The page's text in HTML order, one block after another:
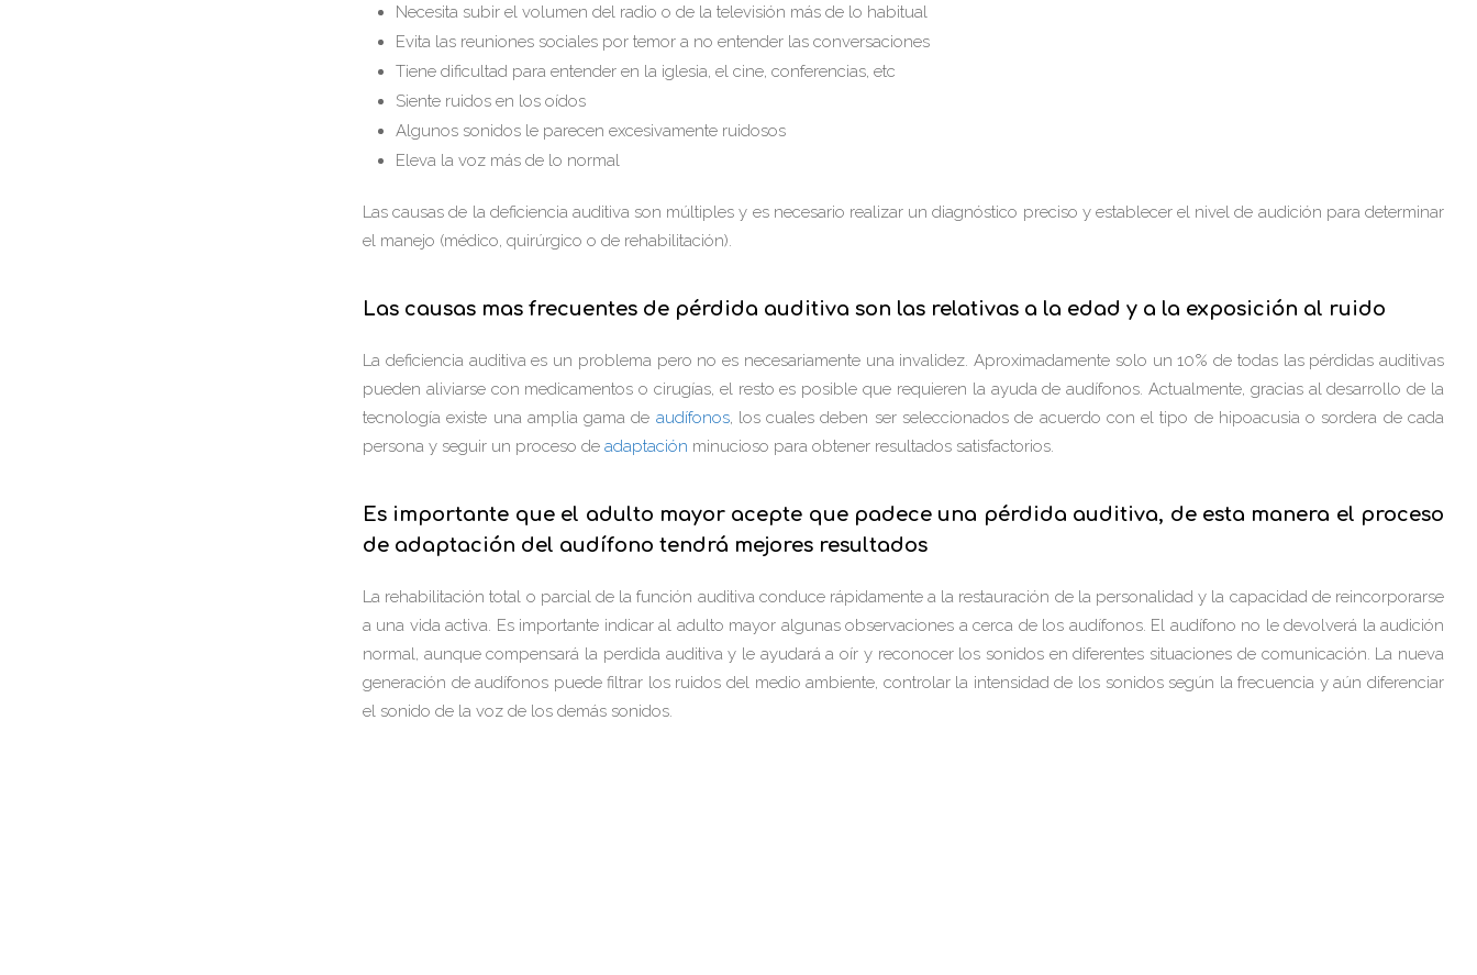
Necesita subir el volumen del radio o de la televisión más de lo habitual
Evita las reuniones sociales por temor a no entender las conversaciones
Tiene dificultad para entender en la iglesia, el cine, conferencias, etc
Siente ruidos en los oídos
Algunos sonidos le parecen excesivamente ruidosos
Eleva la voz más de lo normal
Las causas de la deficiencia auditiva son múltiples y es necesario realizar un diagnóstico preciso y establecer el nivel de audición para determinar
el manejo (médico, quirúrgico o de rehabilitación).
Las causas mas frecuentes de pérdida auditiva son las relativas a la edad y a la exposición al ruido
La deficiencia auditiva es un problema pero no es necesariamente una invalidez. Aproximadamente solo un 10% de todas las pérdidas auditivas
pueden aliviarse con medicamentos o cirugías, el resto es posible que requieren la ayuda de audífonos. Actualmente, gracias al desarrollo de la
tecnología existe una amplia gama de audífonos, los cuales deben ser seleccionados de acuerdo con el tipo de hipoacusia o sordera de cada
persona y seguir un proceso de adaptación minucioso para obtener resultados satisfactorios.
Es importante que el adulto mayor acepte que padece una pérdida auditiva, de esta manera el proceso
de adaptación del audífono tendrá mejores resultados
La rehabilitación total o parcial de la función auditiva conduce rápidamente a la restauración de la personalidad y la capacidad de reincorporarse
a una vida activa. Es importante indicar al adulto mayor algunas observaciones a cerca de los audífonos. El audífono no le devolverá la audición
normal, aunque compensará la perdida auditiva y le ayudará a oír y reconocer los sonidos en diferentes situaciones de comunicación. La nueva
generación de audífonos puede filtrar los ruidos del medio ambiente, controlar la intensidad de los sonidos según la frecuencia y aún diferenciar
el sonido de la voz de los demás sonidos.